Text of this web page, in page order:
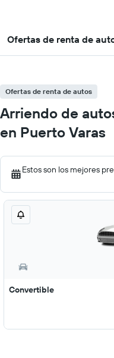
Ofertas de renta de
Ofertas de renta de autos
Arriendo de
en Puerto Varas
Estos son los mejores
Convertible